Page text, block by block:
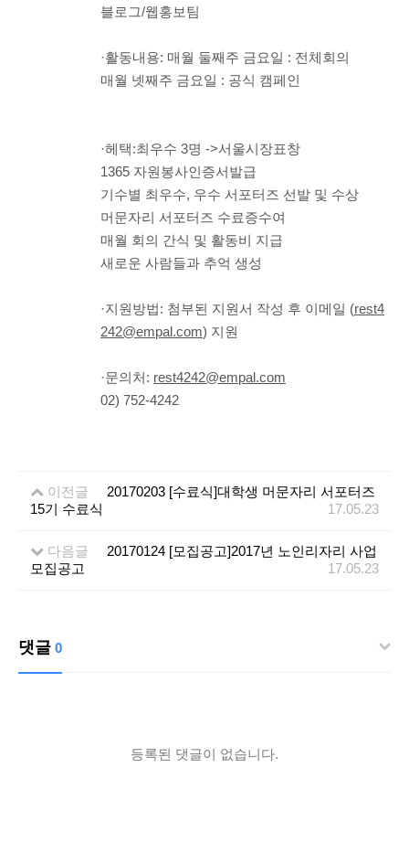
블로그/웹홍보팀
·활동내용: 매월 둘째주 금요일 : 전체회의
매월 넷째주 금요일 : 공식 캠페인
·헤택:최우수 3명 ->서울시장표창
1365 자원봉사인증서발급
기수별 최우수, 우수 서포터즈 선발 및 수상
머문자리 서포터즈 수료증수여
매월 회의 간식 및 활동비 지급
새로운 사람들과 추억 생성
·지원방법: 첨부된 지원서 작성 후 이메일 (rest4
242@empal.com) 지원
·문의처: rest4242@empal.com
02) 752-4242
이전글
20170203 [수료식]대학생 머문자리 서포터즈
15기 수료식
17.05.23
다음글
20170124 [모집공고]2017년 노인리자리 사업
모집공고
17.05.23
댓글 0
등록된 댓글이 없습니다.